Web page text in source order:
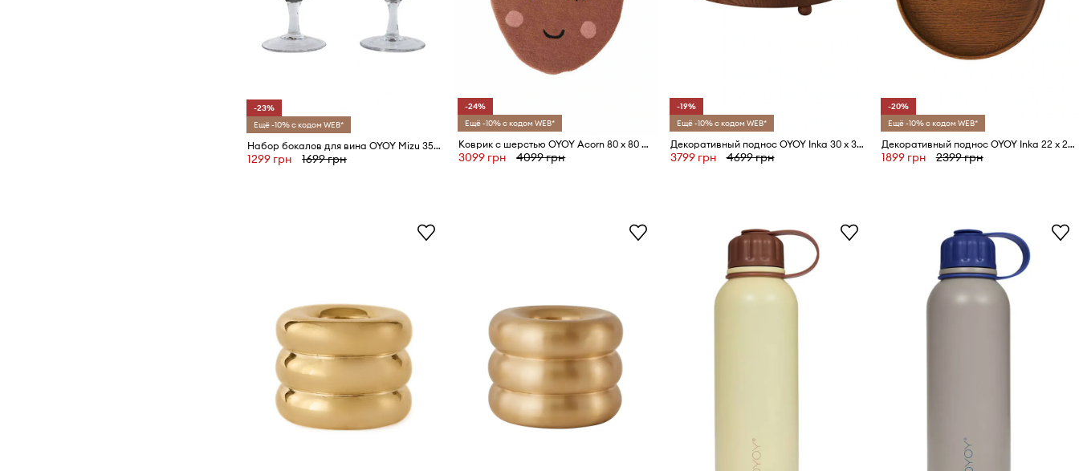
-23%
Ещё -10% с кодом WEB*
Набор бокалов для вина OYOY Mizu 350 ml 2 шт
1299 грн 1699 грн
-24%
Ещё -10% с кодом WEB*
Коврик с шерстью OYOY Acorn 80 x 80 cm
3099 грн 4099 грн
-19%
Ещё -10% с кодом WEB*
Декоративный поднос OYOY Inka 30 x 30 x 4,7 cm
3799 грн 4699 грн
-20%
Ещё -10% с кодом WEB*
Декоративный поднос OYOY Inka 22 x 20 x 2,5 cm
1899 грн 2399 грн